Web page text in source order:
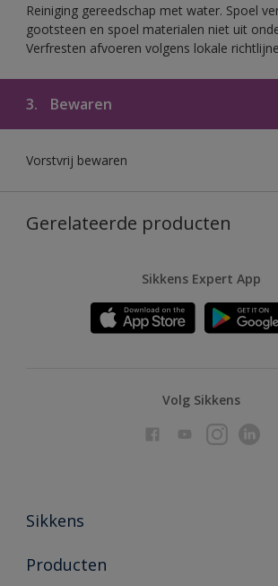
Reiniging gereedschap met water. Spoel
gootsteen en spoel materialen niet uit
Verfresten afvoeren volgens lokale
3. Bewaren
Vorstvrij bewaren
Gerelateerde producten
Sikkens Expert App
Volg Sikkens
Sikkens
Over Sikkens
Producten